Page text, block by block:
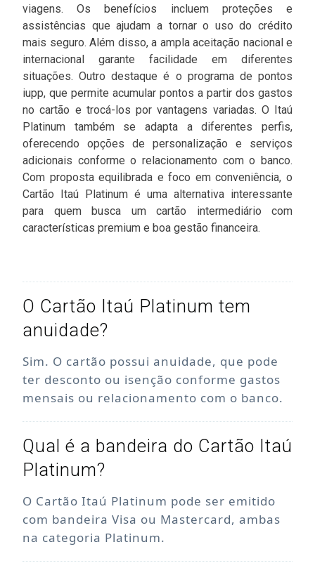
viagens. Os benefícios incluem proteções e
assistências que ajudam a tornar o uso do crédito
mais seguro. Além disso, a ampla aceitação nacional e
internacional garante facilidade em diferentes
situações. Outro destaque é o programa de pontos
iupp, que permite acumular pontos a partir dos gastos
no cartão e trocá-los por vantagens variadas. O Itaú
Platinum também se adapta a diferentes perfis,
oferecendo opções de personalização e serviços
adicionais conforme o relacionamento com o banco.
Com proposta equilibrada e foco em conveniência, o
Cartão Itaú Platinum é uma alternativa interessante
para quem busca um cartão intermediário com
características premium e boa gestão financeira.
O Cartão Itaú Platinum tem
anuidade?
Sim. O cartão possui anuidade, que pode
ter desconto ou isenção conforme gastos
mensais ou relacionamento com o banco.
Qual é a bandeira do Cartão Itaú
Platinum?
O Cartão Itaú Platinum pode ser emitido
com bandeira Visa ou Mastercard, ambas
na categoria Platinum.